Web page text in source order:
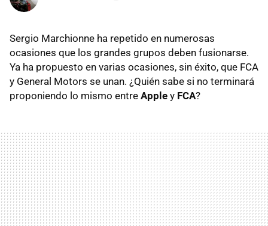
Sergio Marchionne ha repetido en numerosas
ocasiones que los grandes grupos deben fusionarse.
Ya ha propuesto en varias ocasiones, sin éxito, que FCA
y General Motors se unan. ¿Quién sabe si no terminará
proponiendo lo mismo entre Apple y FCA?